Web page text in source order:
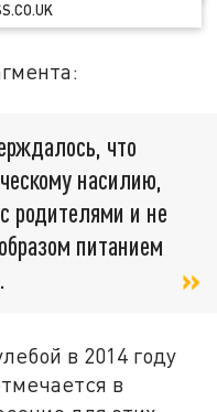
что
насилию,
родителями и не
питанием
в 2014 году
в